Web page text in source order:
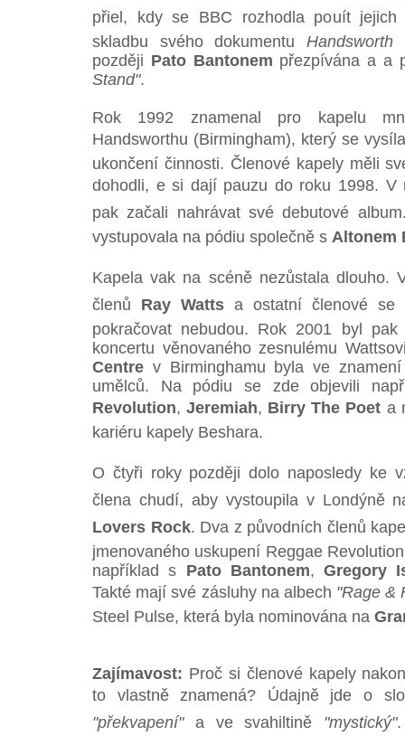
přiel, kdy se BBC rozhodla pouít
skladbu svého dokumentuHandsworth
později Pato Bantonem přezpívána a a
Stand".
Rok 1992 znamenal pro kapelu
Handsworthu (Birmingham), který se
ukončení činnosti. Členové kapely měli
dohodli, e si dají pauzu do roku 1998.
pak začali nahrávat své debutové
vystupovala na pódiu společně s Altonem
Kapela vak na scéně nezůstala
členů Ray Watts a ostatní členové se
pokračovat nebudou. Rok 2001 byl
koncertu věnovaného zesnulému
Centre v Birminghamu byla ve
umělců. Na pódiu se zde objevili
Revolution,Jeremiah, Birry The Poet a
kariéru kapely Beshara.
O čtyři roky později dolo naposledy ke
člena chudí, aby vystoupila v Londýně
Lovers Rock. Dva z původních členů
jmenovaného uskupení Reggae
například s Pato Bantonem, Gregory
Takté mají své zásluhy na albech "Rage &
Steel Pulse, která byla nominována na
Zajímavost: Proč si členové kapely
to vlastně znamená? Údajně jde o
"překvapení"a ve svahiltině "mystický"